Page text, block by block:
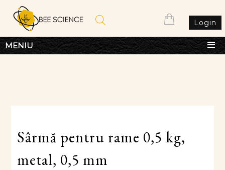
Login
MENIU
Sârmă pentru rame 0,5 kg,
metal, 0,5 mm